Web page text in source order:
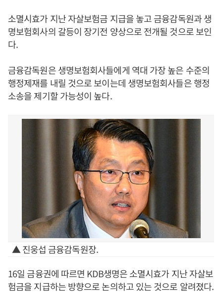
소멸시효가 지난 자살보험금 지급을 놓고 금융감독원과 생
명보험회사의 갈등이 장기전 양상으로 전개될 것으로 보인
다.
금융감독원은 생명보험회사들에게 역대 가장 높은 수준의
행정제재를 내릴 것으로 보이는데 생명보험회사들은 행정
소송을 제기할 가능성이 높다.
▲ 진웅섭 금융감독원장.
16일 금융권에 따르면 KDB생명은 소멸시효가 지난 자살보
험금을 지급하는 방향으로 논의하고 있는 것으로 알려졌다.